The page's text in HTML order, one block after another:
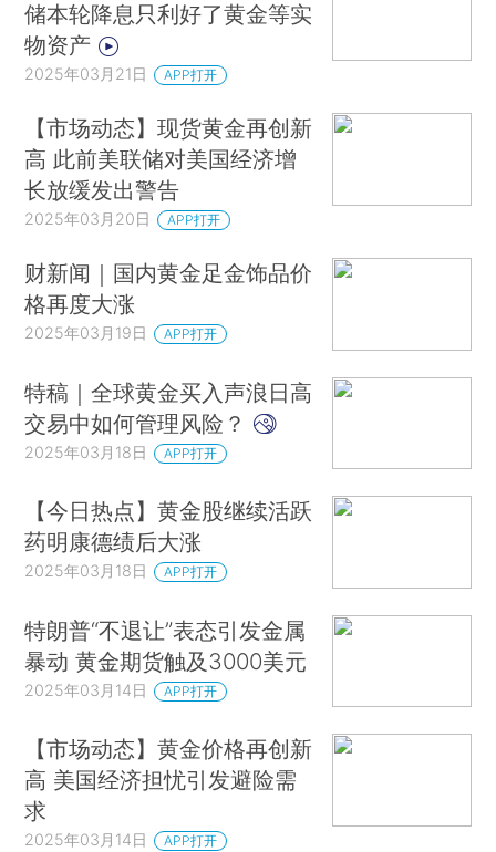
储本轮降息只利好了黄金等实
物资产
2025年03月21日 APP打开
【市场动态】现货黄金再创新
高 此前美联储对美国经济增
长放缓发出警告
2025年03月20日 APP打开
财新闻｜国内黄金足金饰品价
格再度大涨
2025年03月19日 APP打开
特稿｜全球黄金买入声浪日高
交易中如何管理风险？
2025年03月18日 APP打开
【今日热点】黄金股继续活跃
药明康德绩后大涨
2025年03月18日 APP打开
特朗普“不退让”表态引发金属
暴动 黄金期货触及3000美元
2025年03月14日 APP打开
【市场动态】黄金价格再创新
高 美国经济担忧引发避险需
求
2025年03月14日 APP打开